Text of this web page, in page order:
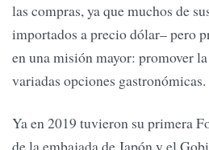
las compras, ya que muchos de
importados a precio dólar– pero
en una misión mayor: promover
variadas opciones gastronómicas.
Ya en 2019 tuvieron su primera